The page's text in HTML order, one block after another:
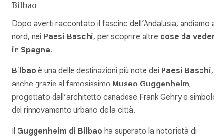
Bilbao
Dopo averti raccontato il fascino dell’Andalusia, andiamo al
nord, nei Paesi Baschi, per scoprire altre cose da
in Spagna.
Bilbao è una delle destinazioni più note dei Paesi Baschi,
anche grazie al famosissimo Museo Guggenheim,
progettato dall’architetto canadese Frank Gehry e simbolo
del rinnovamento urbano della città.
Il Guggenheim di Bilbao ha superato la notorietà di